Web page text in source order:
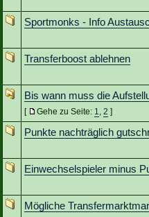
Sportmonks - Info
Transferboost ablehnen
Bis wann muss die
[ Gehe zu Seite: 1, 2 ]
Punkte nachträglich
Einwechselspieler minus
Mögliche